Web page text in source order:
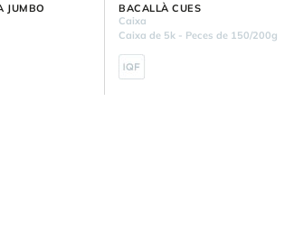
JUMBO
BACALLÀ CUES
Caixa
Caixa de 5k - Peces de 150/200g